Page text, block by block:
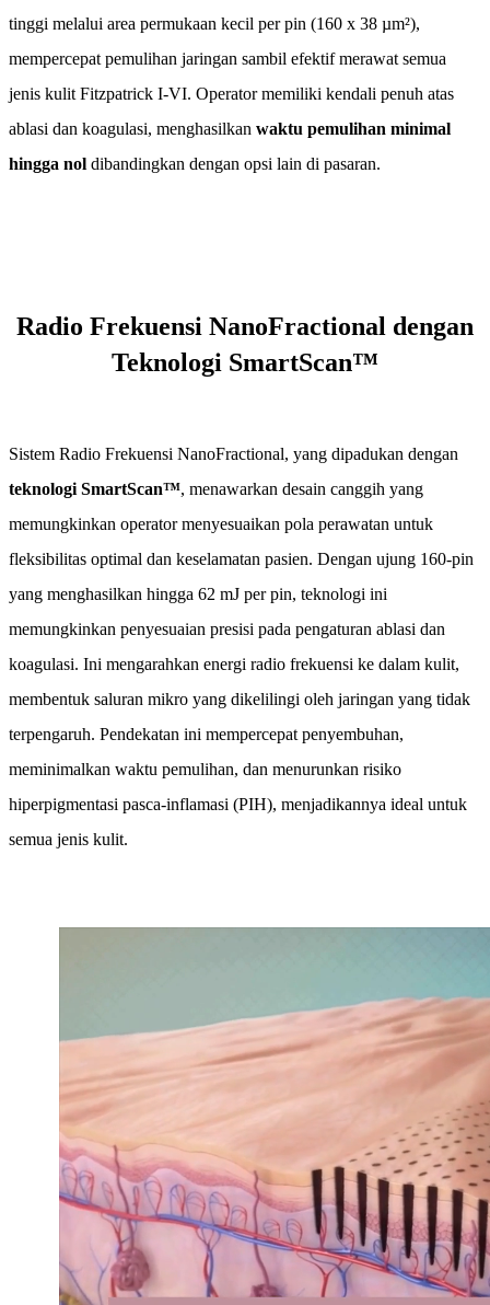
tinggi melalui area permukaan kecil per pin (160 x 38 µm²),
mempercepat pemulihan jaringan sambil efektif merawat semua
jenis kulit Fitzpatrick I-VI. Operator memiliki kendali penuh atas
ablasi dan koagulasi, menghasilkan waktu pemulihan minimal
hingga nol dibandingkan dengan opsi lain di pasaran.
Radio Frekuensi NanoFractional dengan
Teknologi SmartScan™
Sistem Radio Frekuensi NanoFractional, yang dipadukan dengan
teknologi SmartScan™, menawarkan desain canggih yang
memungkinkan operator menyesuaikan pola perawatan untuk
fleksibilitas optimal dan keselamatan pasien. Dengan ujung 160-pin
yang menghasilkan hingga 62 mJ per pin, teknologi ini
memungkinkan penyesuaian presisi pada pengaturan ablasi dan
koagulasi. Ini mengarahkan energi radio frekuensi ke dalam kulit,
membentuk saluran mikro yang dikelilingi oleh jaringan yang tidak
terpengaruh. Pendekatan ini mempercepat penyembuhan,
meminimalkan waktu pemulihan, dan menurunkan risiko
hiperpigmentasi pasca-inflamasi (PIH), menjadikannya ideal untuk
semua jenis kulit.